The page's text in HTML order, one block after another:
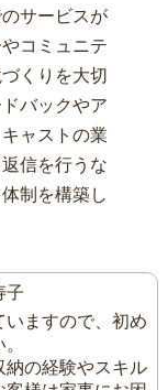
サービスが
コミュニテ
くりを大切
バックやア
ャストの業
信を行うな
制を構築し
子
いますので、初め
納の経験やスキル